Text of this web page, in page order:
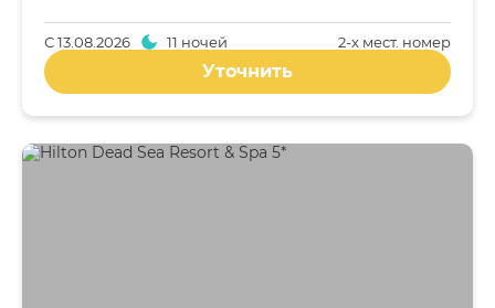
2-x мест. номер
С13.08.2026 11 ночей
Уточнить